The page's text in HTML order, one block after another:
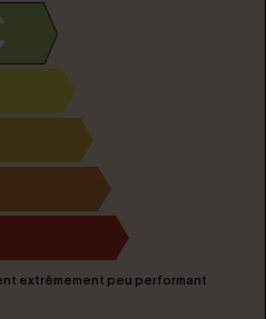
extrêmement peu performant